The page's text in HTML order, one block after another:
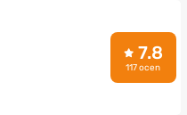
7.8
117 ocen